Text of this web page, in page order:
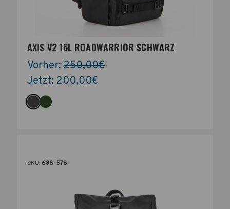
AXIS V2 16L ROADWARRIOR SCHWARZ
Vorher: 250,00€
Jetzt: 200,00€
SKU: 638-578